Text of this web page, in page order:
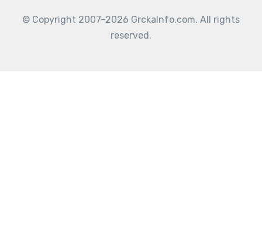
© Copyright 2007–2026 GrckaInfo.com. All rights
reserved.